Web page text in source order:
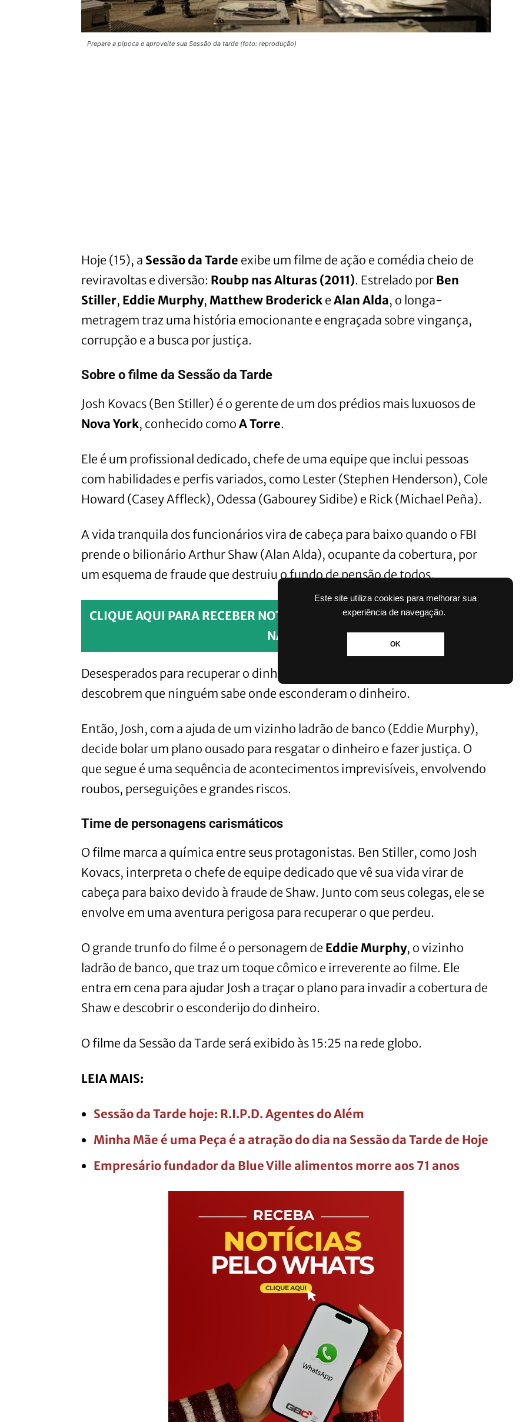
Este site utiliza cookies para melhorar sua
experiência de navegação.
OK
Prepare a pipoca e aproveite sua Sessão da tarde (foto: reprodução)
Hoje (15), a Sessão da Tarde exibe um filme de ação e comédia cheio de
reviravoltas e diversão: Roubp nas Alturas (2011). Estrelado por Ben
Stiller, Eddie Murphy, Matthew Broderick e Alan Alda, o longa-
metragem traz uma história emocionante e engraçada sobre vingança,
corrupção e a busca por justiça.
Sobre o filme da Sessão da Tarde
Josh Kovacs (Ben Stiller) é o gerente de um dos prédios mais luxuosos de
Nova York, conhecido como A Torre.
Ele é um profissional dedicado, chefe de uma equipe que inclui pessoas
com habilidades e perfis variados, como Lester (Stephen Henderson), Cole
Howard (Casey Affleck), Odessa (Gabourey Sidibe) e Rick (Michael Peña).
A vida tranquila dos funcionários vira de cabeça para baixo quando o FBI
prende o bilionário Arthur Shaw (Alan Alda), ocupante da cobertura, por
um esquema de fraude que destruiu o fundo de pensão de todos.
CLIQUE AQUI PARA RECEBER NOTÍCIAS PELO WHATSAPP SEM PAGAR
NADA.
Desesperados para recuperar o dinheiro que perderam, Josh e seus colegas
descobrem que ninguém sabe onde esconderam o dinheiro.
Então, Josh, com a ajuda de um vizinho ladrão de banco (Eddie Murphy),
decide bolar um plano ousado para resgatar o dinheiro e fazer justiça. O
que segue é uma sequência de acontecimentos imprevisíveis, envolvendo
roubos, perseguições e grandes riscos.
Time de personagens carismáticos
O filme marca a química entre seus protagonistas. Ben Stiller, como Josh
Kovacs, interpreta o chefe de equipe dedicado que vê sua vida virar de
cabeça para baixo devido à fraude de Shaw. Junto com seus colegas, ele se
envolve em uma aventura perigosa para recuperar o que perdeu.
O grande trunfo do filme é o personagem de Eddie Murphy, o vizinho
ladrão de banco, que traz um toque cômico e irreverente ao filme. Ele
entra em cena para ajudar Josh a traçar o plano para invadir a cobertura de
Shaw e descobrir o esconderijo do dinheiro.
O filme da Sessão da Tarde será exibido às 15:25 na rede globo.
LEIA MAIS:
Sessão da Tarde hoje: R.I.P.D. Agentes do Além
Minha Mãe é uma Peça é a atração do dia na Sessão da Tarde de Hoje
Empresário fundador da Blue Ville alimentos morre aos 71 anos